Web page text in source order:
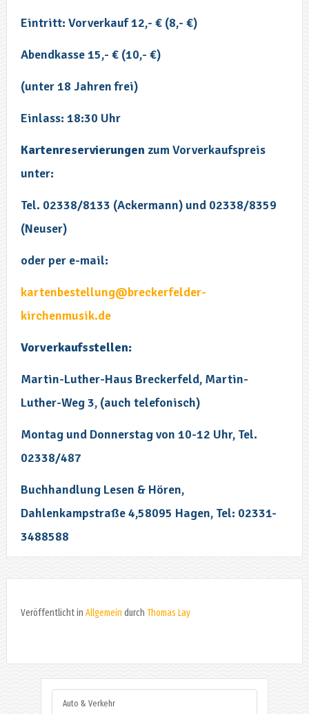
Eintritt: Vorverkauf 12,- € (8,- €)
Abendkasse 15,- € (10,- €)
(unter 18 Jahren frei)
Einlass: 18:30 Uhr
Kartenreservierungen zum Vorverkaufspreis
unter:
Tel. 02338/8133 (Ackermann) und 02338/8359
(Neuser)
oder per e-mail:
kartenbestellung@breckerfelder-
kirchenmusik.de
Vorverkaufsstellen:
Martin-Luther-Haus Breckerfeld, Martin-
Luther-Weg 3, (auch telefonisch)
Montag und Donnerstag von 10-12 Uhr, Tel.
02338/487
Buchhandlung Lesen & Hören,
Dahlenkampstraße 4,58095 Hagen, Tel: 02331-
3488588
Veröffentlicht in Allgemein durch Thomas Lay
Auto & Verkehr